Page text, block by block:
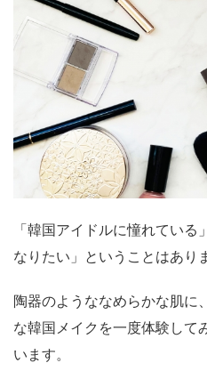
「韓国アイドルに憧れている
なりたい」ということはあり
陶器のようななめらかな肌に
な韓国メイクを一度体験して
います。